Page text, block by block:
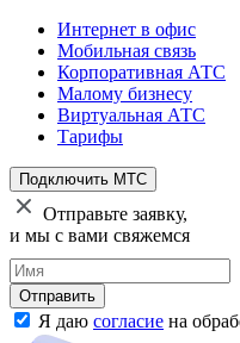
Интернет в офис
Мобильная связь
Корпоративная АТС
Малому бизнесу
Виртуальная АТС
Тарифы
Подключить МТС
Отправьте заявку,
и мы с вами свяжемся
Отправить
Я даю согласие на